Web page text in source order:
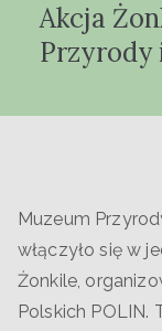
Akcja
Przyrody
Muzeum
włączyło się w
Żonkile,
Polskich